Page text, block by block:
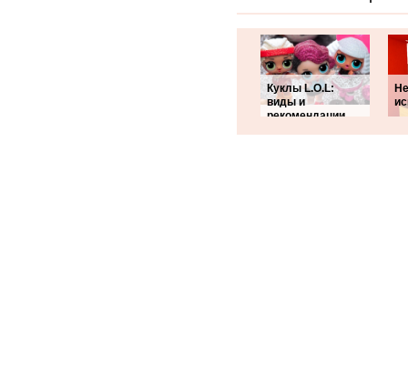
Куклы L.O.L:
виды и
рекомендации